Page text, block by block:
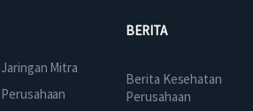
Jaringan Mitra
Perusahaan
BERITA
Berita Kesehatan
Perusahaan